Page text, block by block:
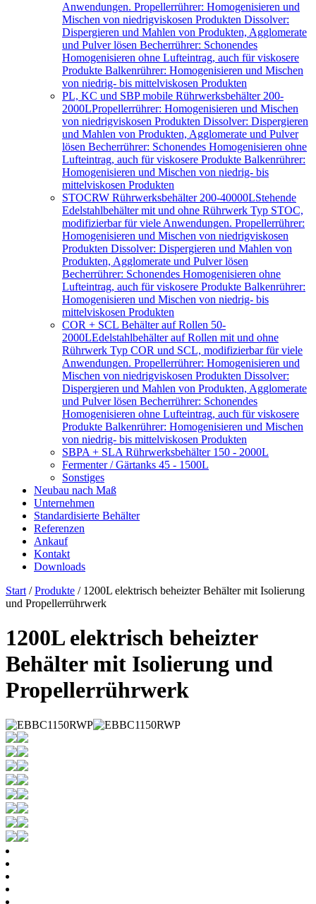
Anwendungen. Propellerrührer: Homogenisieren und
Mischen von niedrigviskosen Produkten Dissolver:
Dispergieren und Mahlen von Produkten, Agglomerate
und Pulver lösen Becherrührer: Schonendes
Homogenisieren ohne Lufteintrag, auch für viskosere
Produkte Balkenrührer: Homogenisieren und Mischen
von niedrig- bis mittelviskosen Produkten
PL, KC und SBP mobile Rührwerksbehälter 200-
2000LPropellerrührer: Homogenisieren und Mischen
von niedrigviskosen Produkten Dissolver: Dispergieren
und Mahlen von Produkten, Agglomerate und Pulver
lösen Becherrührer: Schonendes Homogenisieren ohne
Lufteintrag, auch für viskosere Produkte Balkenrührer:
Homogenisieren und Mischen von niedrig- bis
mittelviskosen Produkten
STOCRW Rührwerksbehälter 200-40000LStehende
Edelstahlbehälter mit und ohne Rührwerk Typ STOC,
modifizierbar für viele Anwendungen. Propellerrührer:
Homogenisieren und Mischen von niedrigviskosen
Produkten Dissolver: Dispergieren und Mahlen von
Produkten, Agglomerate und Pulver lösen
Becherrührer: Schonendes Homogenisieren ohne
Lufteintrag, auch für viskosere Produkte Balkenrührer:
Homogenisieren und Mischen von niedrig- bis
mittelviskosen Produkten
COR + SCL Behälter auf Rollen 50-
2000LEdelstahlbehälter auf Rollen mit und ohne
Rührwerk Typ COR und SCL, modifizierbar für viele
Anwendungen. Propellerrührer: Homogenisieren und
Mischen von niedrigviskosen Produkten Dissolver:
Dispergieren und Mahlen von Produkten, Agglomerate
und Pulver lösen Becherrührer: Schonendes
Homogenisieren ohne Lufteintrag, auch für viskosere
Produkte Balkenrührer: Homogenisieren und Mischen
von niedrig- bis mittelviskosen Produkten
SBPA + SLA Rührwerksbehälter 150 - 2000L
Fermenter / Gärtanks 45 - 1500L
Sonstiges
Neubau nach Maß
Unternehmen
Standardisierte Behälter
Referenzen
Ankauf
Kontakt
Downloads
Start /Produkte / 1200L elektrisch beheizter Behälter mit Isolierung
und Propellerrührwerk
1200L elektrisch beheizter
Behälter mit Isolierung und
Propellerrührwerk